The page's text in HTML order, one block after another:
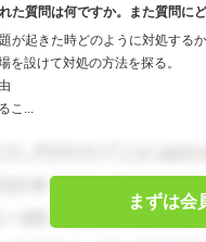
た質問は何ですか。また質問に
が起きた時どのように対処するか
を設けて対処の方法を探る。
こ...
まずは会